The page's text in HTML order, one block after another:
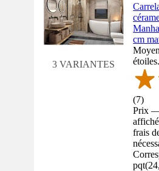
3 VARIANTES
cm
(7)
Prix —
frais
pqt(